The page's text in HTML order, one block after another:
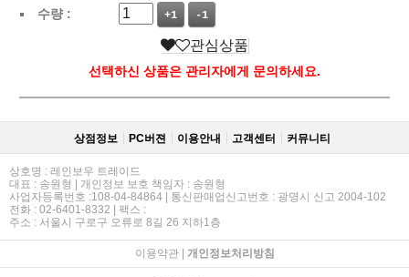
수량 :
+1 -1
관심상품
선택하신 상품은 관리자에게 문의하세요.
상점정보 PC버젼 이용안내 고객센터 커뮤니티
상호명 : 레인보우 트레이드
대표 : 송원형 | 개인정보 보호 책임자 : 송원형
사업자등록번호 :108-04-84864 | 통신판매업신고번호 : 광명시 신고 2004-102
전화 : 02-6401-8332 | 팩스 :
주소 : 서울시 구로구 오류로 8길 26 지하1층
이용약관| 개인정보처리방침